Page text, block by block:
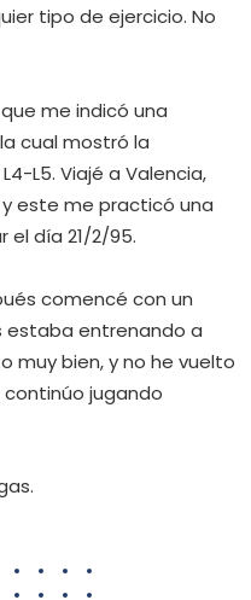
tipo de ejercicio. No
me indicó una
cual mostró la
L5. Viajé a Valencia,
y este me practicó una
el día 21/2/95.
comencé con un
estaba entrenando a
muy bien, y no he vuelto
jugando